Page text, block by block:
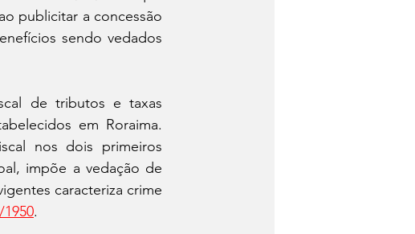
ao publicitar a concessão
sendo vedados
de tributos e taxas
em Roraima.
nos dois primeiros
impõe a vedação de
caracteriza crime
1950.